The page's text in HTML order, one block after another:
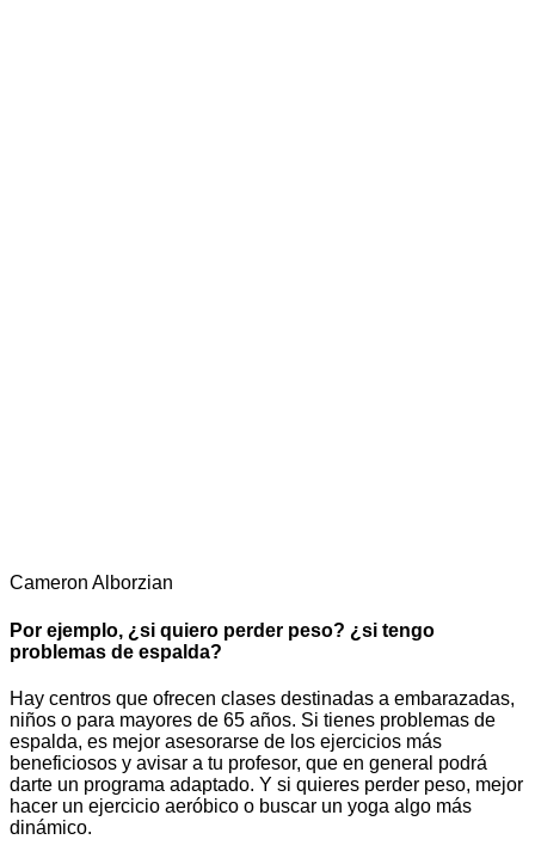
Cameron Alborzian
Por ejemplo, ¿si quiero perder peso? ¿si tengo
problemas de espalda?
Hay centros que ofrecen clases destinadas a embarazadas,
niños o para mayores de 65 años. Si tienes problemas de
espalda, es mejor asesorarse de los ejercicios más
beneficiosos y avisar a tu profesor, que en general podrá
darte un programa adaptado. Y si quieres perder peso, mejor
hacer un ejercicio aeróbico o buscar un yoga algo más
dinámico.